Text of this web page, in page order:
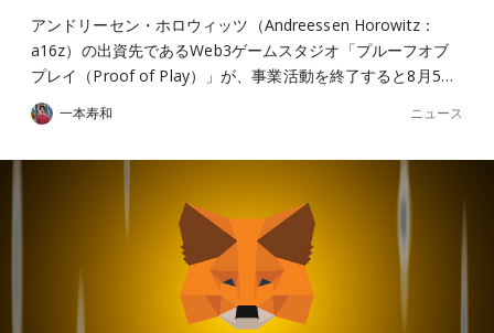
アンドリーセン・ホロウィッツ（Andreessen Horowitz：
a16z）の出資先であるWeb3ゲームスタジオ「プルーフオブ
プレイ（Proof of Play）」が、事業活動を終了すると8月5…
一本寿和 ニュース